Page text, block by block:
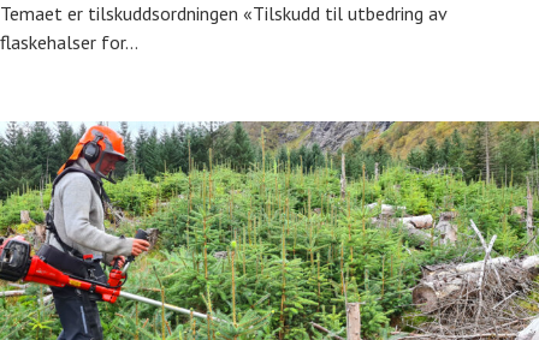
Temaet er tilskuddsordningen «Tilskudd til utbedring av
flaskehalser for…